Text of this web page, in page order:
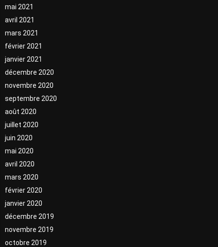
mai 2021
avril 2021
mars 2021
février 2021
janvier 2021
décembre 2020
novembre 2020
septembre 2020
août 2020
juillet 2020
juin 2020
mai 2020
avril 2020
mars 2020
février 2020
janvier 2020
décembre 2019
novembre 2019
octobre 2019